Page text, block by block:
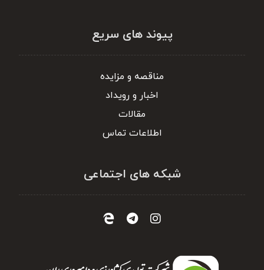
پیوند های سریع
مناقصه و مزایده
اخبار و رویداد
مقالات
اطلاعات تماس
شبکه های اجتماعی